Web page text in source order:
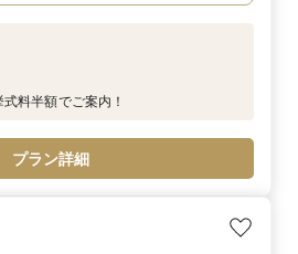
料半額でご案内！
プラン詳細